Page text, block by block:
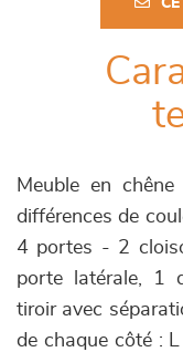
Meuble en
différences de
4 portes - 2
porte latérale, 1
tiroir avec
de chaque côté :